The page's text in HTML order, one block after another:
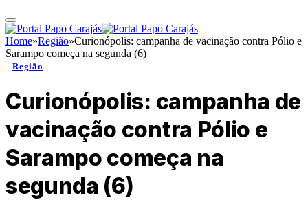
Home»Região»Curionópolis: campanha de vacinação contra Pólio e
Sarampo começa na segunda (6)
Região
Curionópolis: campanha de
vacinação contra Pólio e
Sarampo começa na
segunda (6)